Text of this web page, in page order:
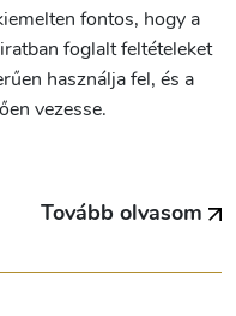
fontos, hogy a
foglalt feltételeket
használja fel, és a
vezesse.
Tovább olvasom